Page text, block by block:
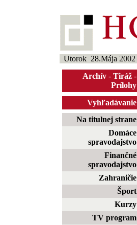
Utorok 28.Mája 2002
Archív - Tiráž -
Prílohy
Vyhľadávanie
Na titulnej strane
Domáce
spravodajstvo
Finančné
spravodajstvo
Zahraničie
Šport
Kurzy
TV program